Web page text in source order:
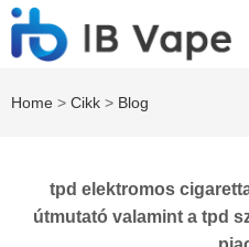
Home > Cikk > Blog
tpd elektromos
útmutató valamint a tpd